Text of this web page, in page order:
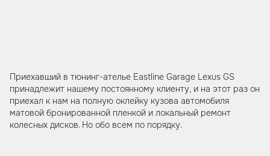
Приехавший в тюнинг-ателье Eastline Garage Lexus GS
принадлежит нашему постоянному клиенту, и на этот раз он
приехал к нам на полную оклейку кузова автомобиля
матовой бронированной пленкой и локальный ремонт
колесных дисков. Но обо всем по порядку.